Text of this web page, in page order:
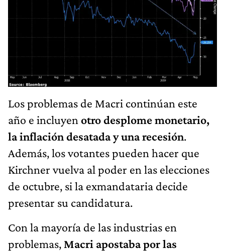
Los problemas de Macri continúan este
año e incluyen otro desplome monetario,
la inflación desatada y una recesión.
Además, los votantes pueden hacer que
Kirchner vuelva al poder en las elecciones
de octubre, si la exmandataria decide
presentar su candidatura.
Con la mayoría de las industrias en
problemas, Macri apostaba por las